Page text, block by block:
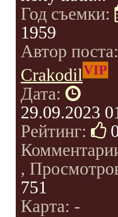
Год съемки:
1959
Автор
CrakodilVIP
Дата:
29.09.2023
Рейтинг:
,
751
Карта: -